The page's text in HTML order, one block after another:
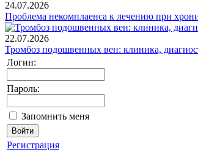
24.07.2026
Проблема некомплаенса к лечению при
22.07.2026
Тромбоз подошвенных вен: клиника,
Логин:
Пароль:
Запомнить меня
Регистрация